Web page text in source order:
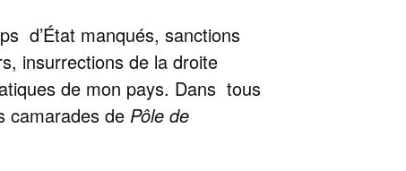
d’État manqués, sanctions
insurrections de la droite
de mon pays. Dans tous
camarades de Pôle de